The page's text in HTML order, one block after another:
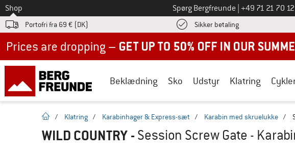
Til
Shop Spørg Bergfreunde Ring til os på
+49 71 21 70
Portofri fra 69 € (DK) Sikker betalingFind
Beklædning Sko Udstyr Klatring
Hjemmeside
/ Klatring / Karabinhager & Express-sæt / Karabin med skruelukke /
WILD COUNTRY -Session Screw Gate -